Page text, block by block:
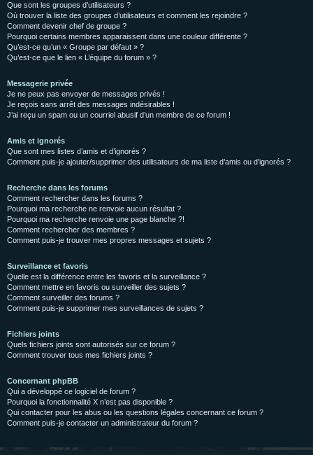
Que sont les groupes d’utilisateurs ?
Où trouver la liste des groupes d’utilisateurs et comment les rejoindre ?
Comment devenir chef de groupe ?
Pourquoi certains membres apparaissent dans une couleur différente ?
Qu’est-ce qu’un « Groupe par défaut » ?
Qu’est-ce que le lien « L’équipe du forum » ?
Messagerie privée
Je ne peux pas envoyer de messages privés !
Je reçois sans arrêt des messages indésirables !
J’ai reçu un spam ou un courriel abusif d’un membre de ce forum !
Amis et ignorés
Que sont mes listes d’amis et d’ignorés ?
Comment puis-je ajouter/supprimer des utilisateurs de ma liste d’amis ou d’ignorés ?
Recherche dans les forums
Comment rechercher dans les forums ?
Pourquoi ma recherche ne renvoie aucun résultat ?
Pourquoi ma recherche renvoie une page blanche ?!
Comment rechercher des membres ?
Comment puis-je trouver mes propres messages et sujets ?
Surveillance et favoris
Quelle est la différence entre les favoris et la surveillance ?
Comment mettre en favoris ou surveiller des sujets ?
Comment surveiller des forums ?
Comment puis-je supprimer mes surveillances de sujets ?
Fichiers joints
Quels fichiers joints sont autorisés sur ce forum ?
Comment trouver tous mes fichiers joints ?
Concernant phpBB
Qui a développé ce logiciel de forum ?
Pourquoi la fonctionnalité X n’est pas disponible ?
Qui contacter pour les abus ou les questions légales concernant ce forum ?
Comment puis-je contacter un administrateur du forum ?